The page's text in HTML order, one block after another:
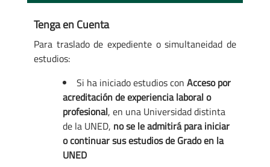
Tenga en Cuenta
Para traslado de expediente o simultaneidad de
estudios:
Si ha iniciado estudios con Acceso por
acreditación de experiencia laboral o
profesional, en una Universidad distinta
de la UNED, no se le admitirá para iniciar
o continuar sus estudios de Grado en la
UNED